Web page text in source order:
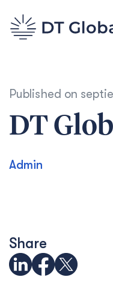
Published on
DT
Admin
Share